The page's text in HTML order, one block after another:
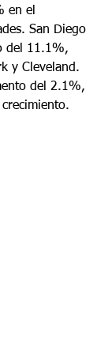
en el
San Diego
del 11.1%,
y Cleveland.
del 2.1%,